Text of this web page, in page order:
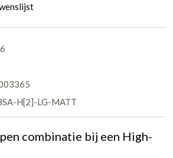
H[2]-LG-MATT
combinatie bij een High-